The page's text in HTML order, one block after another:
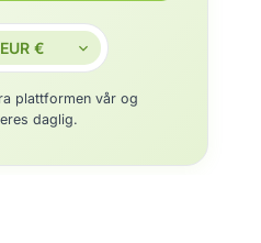
plattformen vår og
daglig.